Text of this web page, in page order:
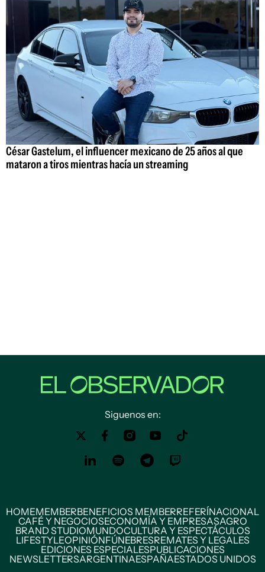
César Gastelum, el influencer mexicano de 25 años al que
mataron a tiros mientras hacía un streaming
Siguenos en:
HOMEMEMBERBENEFICIOS MEMBERREFERÍNACIONAL
CAFÉ Y NEGOCIOSECONOMÍA Y EMPRESASAGRO
BRAND STUDIOMUNDOCULTURA Y ESPECTÁCULOS
LIFESTYLEOPINIÓNFÚNEBRESREMATES Y LEGALES
EDICIONES ESPECIALESPUBLICACIONES
NEWSLETTERSARGENTINAESPAÑAESTADOS UNIDOS